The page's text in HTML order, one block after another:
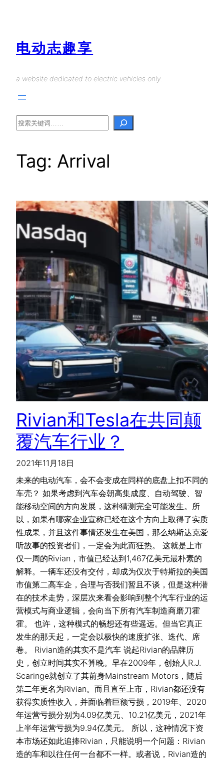
电动志趣享
a website dedicated to electric vehicles only.
Search
Tag: Arrival
Rivian和Tesla在共同颠
覆汽车行业？
2021年11月18日
未来的电动汽车，会不会变成在同样的底盘上扣不同的
车壳？ 如果考虑到汽车会朝高集成度、自动驾驶、智
能移动空间的方向发展，这种猜测完全可能发生。所
以，如果有哪家企业宣称已经在这个方向上取得了实质
性成果，并且这件事情还发生在美国，那么纳斯达克爱
听故事的投资者们，一定会为此而狂热。 这就是上市
仅一周的Rivian，市值已经达到1,467亿美元最朴素的
解释。一辆车还没有交付，却成为仅次于特斯拉的美国
市值第二高车企，合理与否我们暂且不谈，但是这种潜
在的技术走势，深层次来看会影响到整个汽车行业的运
营模式与商业逻辑，会向当下所有汽车制造商磨刀霍
霍。 也许，这种模式的畅想还有些遥远。但当它真正
发生的那天起，一定会以极快的速度扩张、迭代、席
卷。 Rivian造的其实不是汽车 说起Rivian的品牌历
史，创立时间其实不算晚。早在2009年，创始人R.J.
Scaringe就创立了其前身Mainstream Motors，随后
第二年更名为Rivian。而且直至上市，Rivian都还没有
获得实质性收入，并面临着巨额亏损，2019年、2020
年运营亏损分别为4.09亿美元、10.21亿美元，2021年
上半年运营亏损为9.94亿美元。 所以，这种情况下资
本市场还如此追捧Rivian，只能说明一个问题：Rivian
造的车和以往任何一台都不一样。或者说，Rivian造的